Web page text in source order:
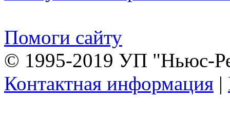
Помоги сайту
© 1995-2019 УП "Ньюс-
Контактная информация |